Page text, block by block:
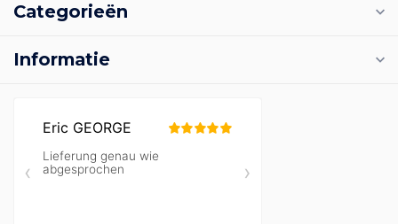
Categorieën
Informatie